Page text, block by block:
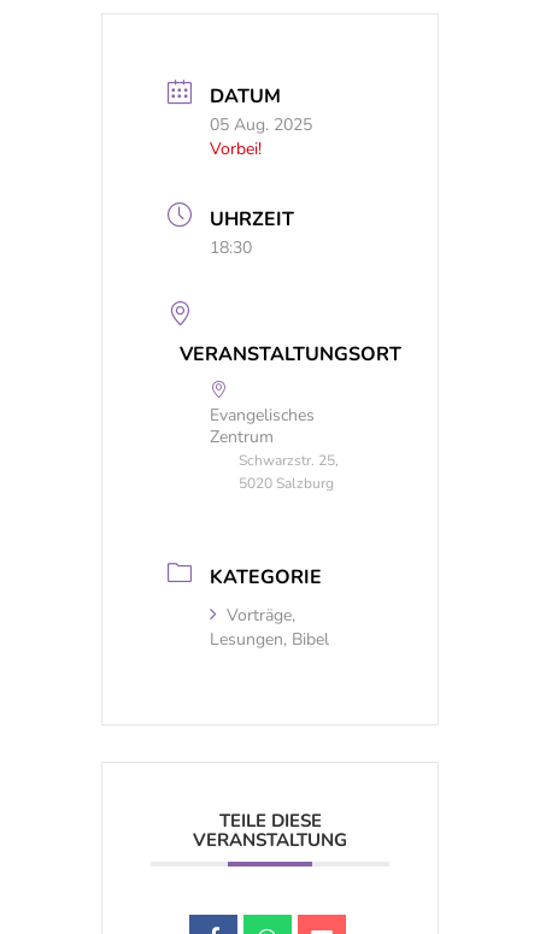
DATUM
05 Aug. 2025
Vorbei!
UHRZEIT
18:30
VERANSTALTUNGSORT
Evangelisches
Zentrum
Schwarzstr. 25,
5020 Salzburg
KATEGORIE
Vorträge,
Lesungen, Bibel
TEILE DIESE
VERANSTALTUNG